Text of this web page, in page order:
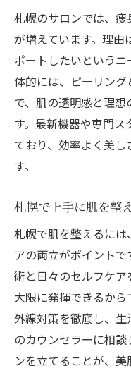
肌に優しい
ピーリング
札幌で選ば
肌質改善と
セルライト
通い放題プ
ピーリング
肌の変化を
セルライト
ト
美肌と痩身
通い放題を
札幌のサロンでは、
が増えています。理
ポートしたいというニ
体的には、ピーリン
で、肌の透明感と理
す。最新機器や専門
ており、効率よく美
す。
札幌で上手に肌を整
札幌で肌を整えるに
アの両立がポイント
術と日々のセルフケ
大限に発揮できるか
外線対策を徹底し、
のカウンセラーに相
ンを立てることが、